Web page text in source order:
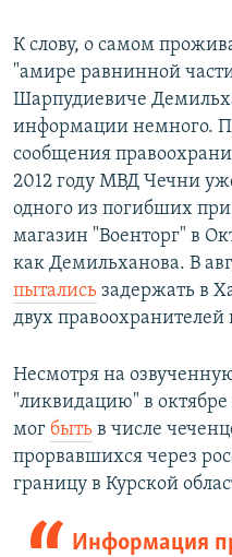
К слову, о самом
"амире равнинной
Шарпудиевиче
информации немного.
сообщения
2012 году МВД Чечни
одного из погибших
магазин "Военторг" в
как Демильханова. В
пытались задержать в
двух правоохранителей
Несмотря на
"ликвидацию" в
мог быть в числе
прорвавшихся через
границу в Курской
Информация